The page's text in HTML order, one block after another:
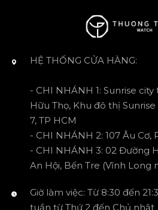
HỆ THỐNG CỬA HÀNG:
- CHI NHÁNH 1: Sunrise
Hữu Thọ, Khu đô thị
7, TP HCM
- CHI NHÁNH 2: 107 Âu Cơ,
- CHI NHÁNH 3: 02 Đường
An Hội, Bến Tre (Vĩnh Long
Giờ làm việc: Từ 8:30 đến
tuần từ Thứ 2 đến Chủ nhật